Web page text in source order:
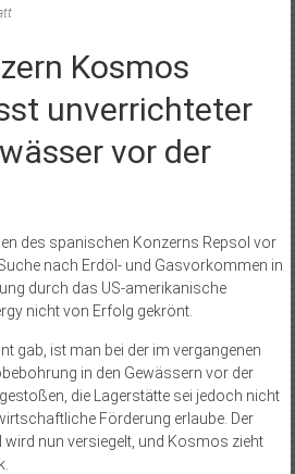
Kosmos
unverrichteter
vor der
des spanischen Konzerns Repsol vor
nach Erdöl- und Gasvorkommen in
durch das US-amerikanische
nicht von Erfolg gekrönt.
gab, ist man bei der im vergangenen
in den Gewässern vor der
die Lagerstätte sei jedoch nicht
Förderung erlaube. Der
wird nun versiegelt, und Kosmos zieht